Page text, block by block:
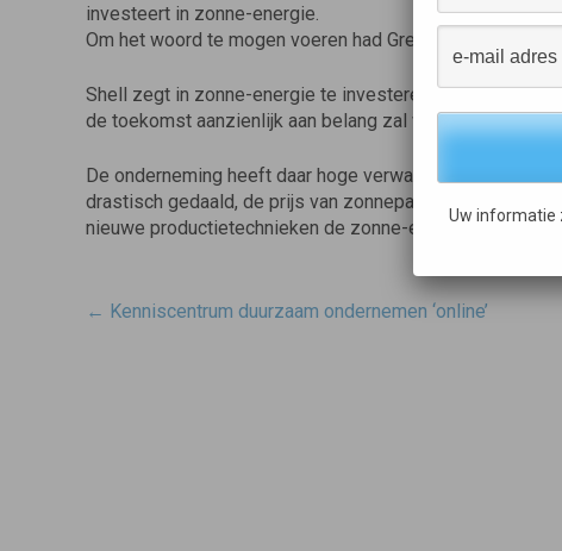
investeert in zonne-energie.
Om het woord te mogen voeren had Greenpeace
Shell zegt in zonne-energie te investeren uit overtuiging
de toekomst aanzienlijk aan belang zal winnen.
De onderneming heeft daar hoge verwachtingen van –
drastisch gedaald, de prijs van zonnepanelen zelfs met
nieuwe productietechnieken de zonne-energie
Post
← Kenniscentrum duurzaam ondernemen ‘online’
Uw informatie